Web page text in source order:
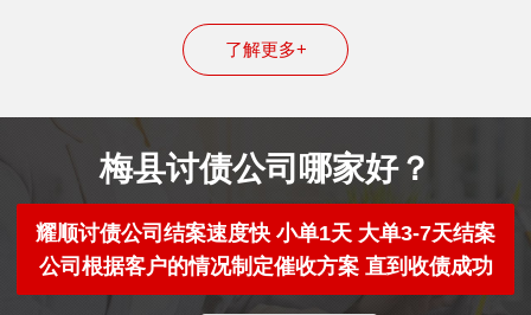
了解更多+
梅县讨债公司哪家好？
耀顺讨债公司结案速度快 小单1天 大单3-7天结案
公司根据客户的情况制定催收方案 直到收债成功